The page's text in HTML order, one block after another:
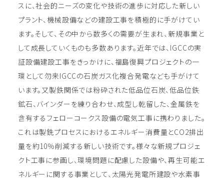
スに、社会的ニーズの変化や技術の進歩に対応した新しい
プラント、機械設備などの建設工事を積極的に手がけてい
ます。そして、その中から数多くの需要が生まれ、新規事業と
して成長していくものも多数あります。近年では、IGCCの実
証設備建設工事をきっかけに、福島復興プロジェクトの一
環として勿来IGCCの石炭ガス化複合発電なども手がけて
います。又製鉄関係では粉砕された低品位石炭、低品位鉄
鉱石、バインダーを練り合わせ、成型し乾留した、金属鉄を
含有するフェローコークス設備の電気工事に携わりました。
これは製銑プロセスにおけるエネルギー消費量とCO2排出
量を約10％削減する新しい技術です。様々な新規プロジェ
クト工事に参画し、環境問題に配慮した設備や、再生可能エ
ネルギーに関する事業として、太陽光発電所建設や水素事